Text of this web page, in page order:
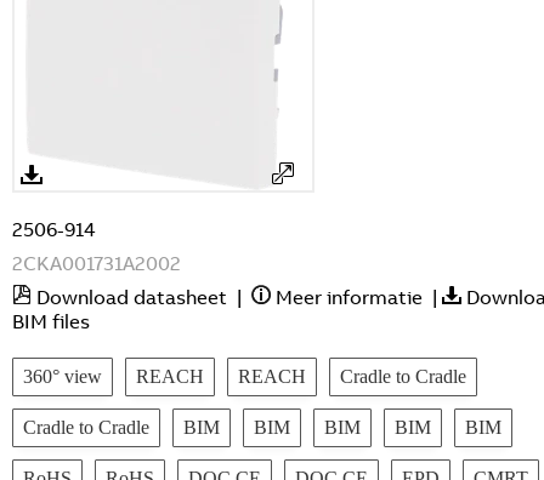
2506-914
2CKA001731A2002
Download datasheet | Meer informatie |
BIM files
360° view REACH REACH Cradle to Cradle
Cradle to Cradle BIM BIM BIM BIM BIM